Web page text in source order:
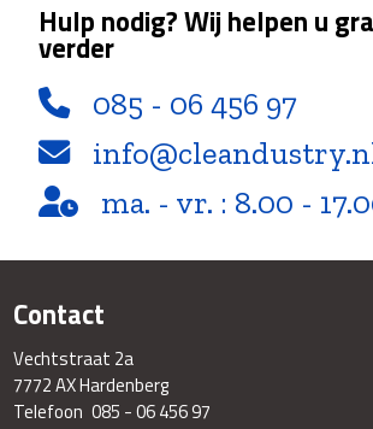
Hulp nodig? Wij helpen u
verder
085 - 06 456 97
ma. - vr. : 8.00 -
Contact
Vechtstraat 2a
7772 AX Hardenberg
Telefoon 085 - 06 456 97